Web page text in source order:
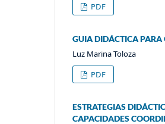
PDF
GUIA DIDÁCTICA
Luz Marina Toloza
PDF
ESTRATEGIAS
CAPACIDADES